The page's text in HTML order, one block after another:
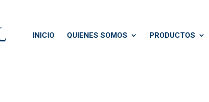
INICIO QUIENES SOMOS PRODUCTOS